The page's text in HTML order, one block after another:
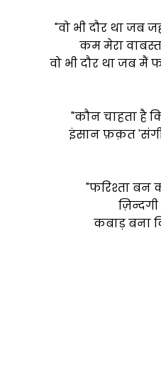
"वो भी दौर था जब
कम मेरा
वो भी दौर था जब मैं
"कौन चाहता है
इंसान फ़क़त
"फरिश्ता बन
कबाड़ बना